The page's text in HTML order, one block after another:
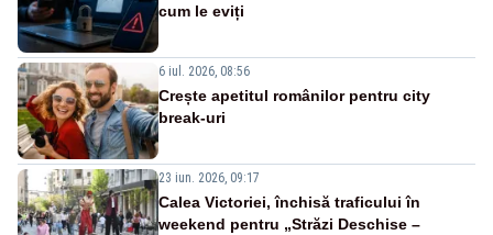
cum le eviți
6 iul. 2026, 08:56
Crește apetitul românilor pentru city
break-uri
23 iun. 2026, 09:17
Calea Victoriei, închisă traficului în
weekend pentru „Străzi Deschise –